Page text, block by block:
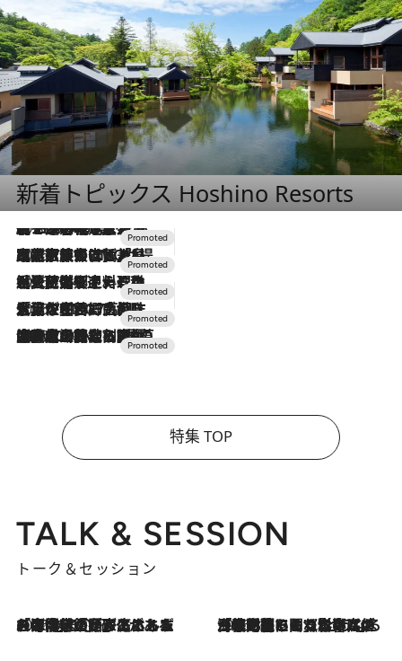
新着トピックス Hoshino Resorts
2026.8.7
【トンボの足水浴】ヒノキの香りに包まれて涼感マックス！約13℃の湧水かけ流しを避暑地「星野温泉 トンボの湯」で体験
2026.7.31
【ホテル帰省】という選択肢をOMOが提案。家族とほどよい距離を保つには「昼は実家、夜は気兼ねなくホテルで！」
2026.7.24
【夏限定ディナーコース】旬を迎える稚鮎や花ズッキーニなどをイタリア・トスカーナの郷土料理の手法で満喫！
2026.7.17
「土佐和ハーブかき氷」がOMO7高知に登場！生姜、山椒、大葉など目にも舌にも涼を呼ぶ郷土の味
2026.7.10
NEW OPEN！【界 草津】名湯の地に誕生。趣の異なる2種の温泉と上州ならではの会席・蕎麦割烹など美食を味わう究極の癒やし旅
特集 TOP
TALK & SESSION
トーク＆セッション
2026.8.3
「今後値上げがあるとすれば…」「リスクがあるのは今年の冬」エネルギー専門家が語る、ホルムズ海峡封鎖が家庭にもたらす“ある心配” 2026.8.3
「住宅建てられない…」「サーチャージ料の高値が続いている」ホルムズ海峡封鎖による影響はいつまで続く？《エネルギー専門家に聞く“どうなる日本の暮らし”》